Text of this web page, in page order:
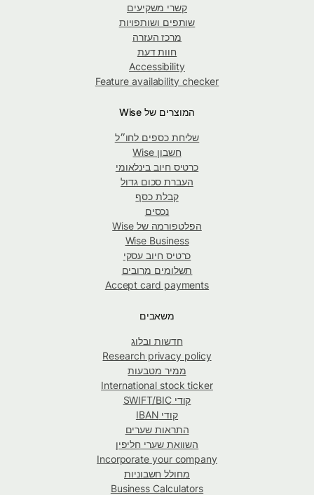
קשרי משקיעים
שותפים ושותפויות
מרכז העזרה
חוות דעת
Accessibility
Feature availability checker
המוצרים של Wise
שליחת כספים לחו״ל
חשבון Wise
כרטיס חיוב בינלאומי
העברת סכום גדול
קבלת כסף
נכסים
הפלטפורמה של Wise
Wise Business
כרטיס חיוב עסקי
תשלומים מרובים
Accept card payments
משאבים
חדשות ובלוג
Research privacy policy
ממיר מטבעות
International stock ticker
קודי SWIFT/BIC
קודי IBAN
התראות שערים
השוואת שערי חליפין
Incorporate your company
מחולל חשבוניות
Business Calculators